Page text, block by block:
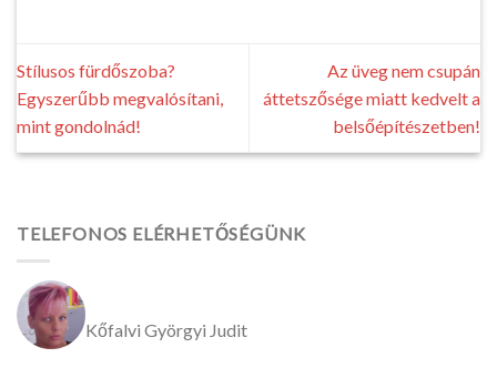
Stílusos fürdőszoba?
Egyszerűbb megvalósítani,
mint gondolnád!
Az üveg nem csupán
áttetszősége miatt kedvelt a
belsőépítészetben!
TELEFONOS ELÉRHETŐSÉGÜNK
Kőfalvi Györgyi Judit